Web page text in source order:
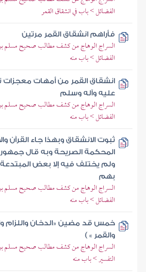
الفضائل > باب في انشقاق القمر
فأراهم انشقاق القمر مرتين
السراج الوهاج من كشف مطالب صحيح مسلم
الفضائل > باب منه
انشقاق القمر من أمهات معجزات
عليه وآله وسلم
السراج الوهاج من كشف مطالب صحيح مسلم
الفضائل > باب منه
ثبوت الانشقاق وبهذا جاء القرآن
المحكمة الصريحة وبه قال
ولم يختلف فيه إلا بعض
بهم
السراج الوهاج من كشف مطالب صحيح مسلم
الفضائل > باب منه
خمس قد مضين «الدخان واللزام
والقمر » )
السراج الوهاج من كشف مطالب صحيح مسلم
التفسير > باب منه